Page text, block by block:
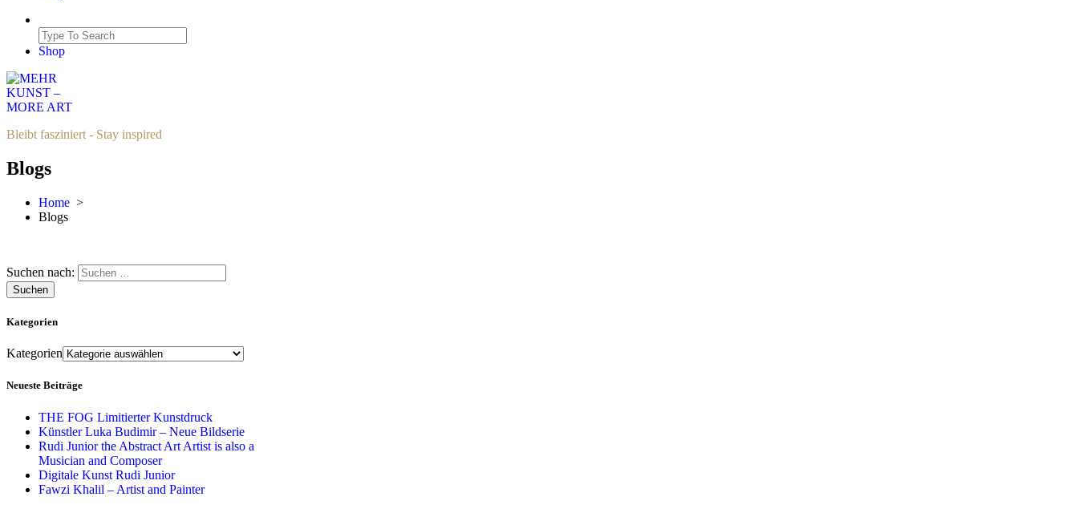
Shop
Bleibt fasziniert - Stay inspired
Blogs
Home >
Blogs
Suchen nach:
Kategorien
Kategorien
Neueste Beiträge
THE FOG Limitierter Kunstdruck
Künstler Luka Budimir – Neue Bildserie
Rudi Junior the Abstract Art Artist is also a
Musician and Composer
Digitale Kunst Rudi Junior
Fawzi Khalil – Artist and Painter